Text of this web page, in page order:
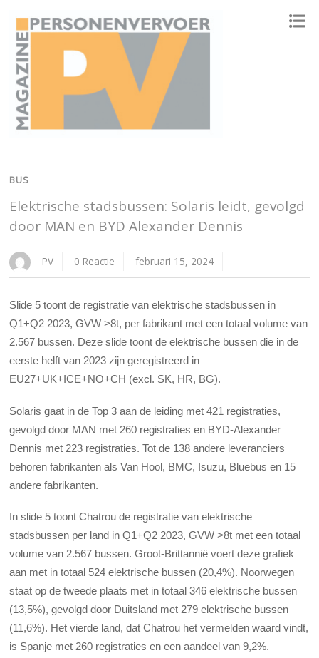
BUS
Elektrische stadsbussen: Solaris leidt, gevolgd
door MAN en BYD Alexander Dennis
PV 0 Reactie februari 15, 2024
Slide 5 toont de registratie van elektrische stadsbussen in
Q1+Q2 2023, GVW >8t, per fabrikant met een totaal volume van
2.567 bussen. Deze slide toont de elektrische bussen die in de
eerste helft van 2023 zijn geregistreerd in
EU27+UK+ICE+NO+CH (excl. SK, HR, BG).
Solaris gaat in de Top 3 aan de leiding met 421 registraties,
gevolgd door MAN met 260 registraties en BYD-Alexander
Dennis met 223 registraties. Tot de 138 andere leveranciers
behoren fabrikanten als Van Hool, BMC, Isuzu, Bluebus en 15
andere fabrikanten.
In slide 5 toont Chatrou de registratie van elektrische
stadsbussen per land in Q1+Q2 2023, GVW >8t met een totaal
volume van 2.567 bussen. Groot-Brittannië voert deze grafiek
aan met in totaal 524 elektrische bussen (20,4%). Noorwegen
staat op de tweede plaats met in totaal 346 elektrische bussen
(13,5%), gevolgd door Duitsland met 279 elektrische bussen
(11,6%). Het vierde land, dat Chatrou het vermelden waard vindt,
is Spanje met 260 registraties en een aandeel van 9,2%.